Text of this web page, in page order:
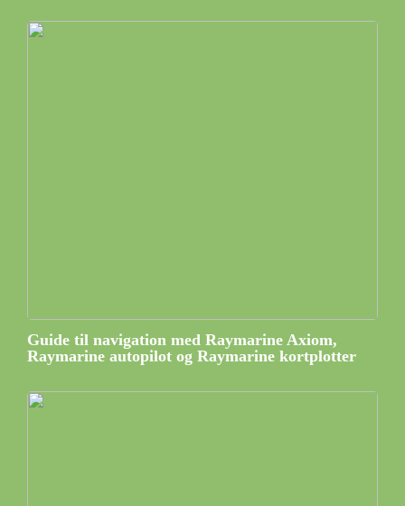
Guide til navigation med Raymarine Axiom,
Raymarine autopilot og Raymarine kortplotter